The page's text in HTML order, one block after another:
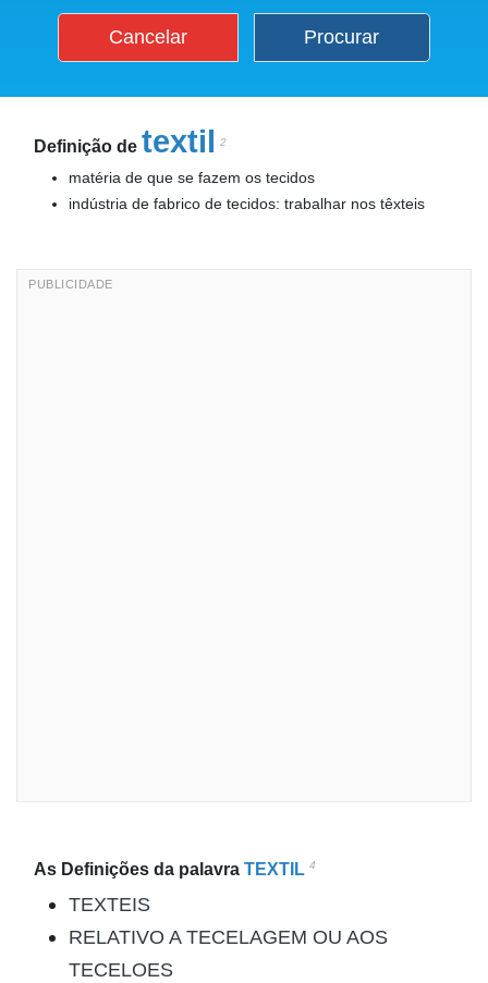
Cancelar Procurar
Definição de textil 2
matéria de que se fazem os tecidos
indústria de fabrico de tecidos: trabalhar nos têxteis
As Definições da palavra TEXTIL 4
TEXTEIS
RELATIVO A TECELAGEM OU AOS
TECELOES